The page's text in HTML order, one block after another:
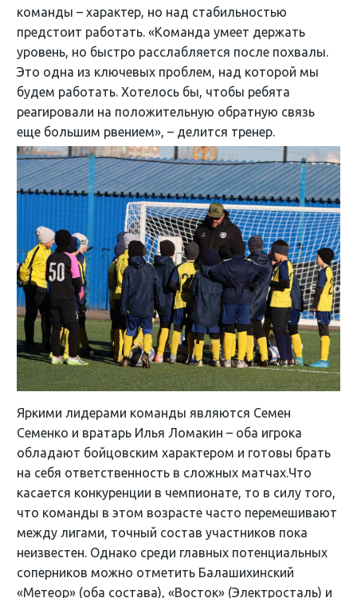
команды – характер, но над стабильностью
предстоит работать. «Команда умеет держать
уровень, но быстро расслабляется после похвалы.
Это одна из ключевых проблем, над которой мы
будем работать. Хотелось бы, чтобы ребята
реагировали на положительную обратную связь
еще большим рвением», – делится тренер.
Яркими лидерами команды являются Семен
Семенко и вратарь Илья Ломакин – оба игрока
обладают бойцовским характером и готовы брать
на себя ответственность в сложных матчах.Что
касается конкуренции в чемпионате, то в силу того,
что команды в этом возрасте часто перемешивают
между лигами, точный состав участников пока
неизвестен. Однако среди главных потенциальных
соперников можно отметить Балашихинский
«Метеор» (оба состава), «Восток» (Электросталь) и